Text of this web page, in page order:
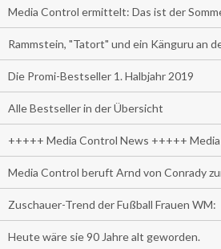
Media Control ermittelt: Das ist der
Rammstein, "Tatort" und ein Känguru an
Die Promi-Bestseller 1. Halbjahr 2019
Alle Bestseller in der Übersicht
+++++ Media Control News +++++
Media Control beruft Arnd von Conrady
Zuschauer-Trend der Fußball Frauen WM:
Heute wäre sie 90 Jahre alt geworden.